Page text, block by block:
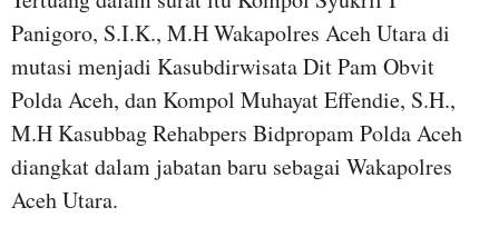
Panigoro, S.I.K., M.H Wakapolres Aceh Utara di
mutasi menjadi Kasubdirwisata Dit Pam Obvit
Polda Aceh, dan Kompol Muhayat Effendie, S.H.,
M.H Kasubbag Rehabpers Bidpropam Polda Aceh
diangkat dalam jabatan baru sebagai Wakapolres
Aceh Utara.